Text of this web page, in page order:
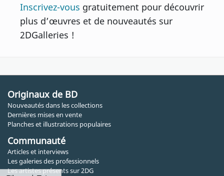
Inscrivez-vous gratuitement pour découvrir
plus d’œuvres et de nouveautés sur
2DGalleries !
Originaux de BD
Nouveautés dans les collections
Dernières mises en vente
Planches et illustrations populaires
Communauté
Articles et interviews
Les galeries des professionnels
Les artistes présents sur 2DG